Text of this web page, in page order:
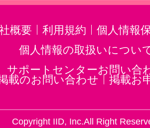
概要 利用規約
個人情報
個人情報の取扱いについ
サポートセンターお問い合
載のお問い合わせ
掲載お
Copyright IID, Inc.All Right